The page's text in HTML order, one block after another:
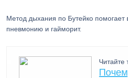
Метод дыхания по Бутейко помогает
пневмонию и гайморит.
Читайте